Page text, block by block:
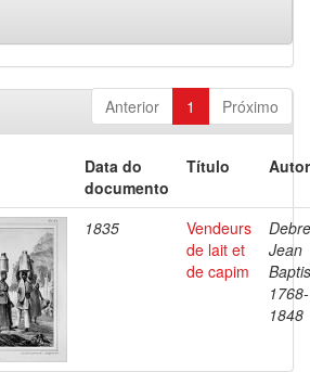
Anterior 1 Próximo
Data do
documento
Título
1835
Vendeurs
de lait et
de capim
Jean
1768-
1848